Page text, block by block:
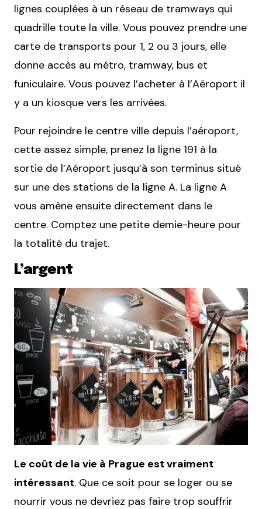
lignes couplées à un réseau de tramways qui
quadrille toute la ville. Vous pouvez prendre une
carte de transports pour 1, 2 ou 3 jours, elle
donne accès au métro, tramway, bus et
funiculaire. Vous pouvez l’acheter à l’Aéroport il
y a un kiosque vers les arrivées.
Pour rejoindre le centre ville depuis l’aéroport,
cette assez simple, prenez la ligne 191 à la
sortie de l’Aéroport jusqu’à son terminus situé
sur une des stations de la ligne A. La ligne A
vous amène ensuite directement dans le
centre. Comptez une petite demie-heure pour
la totalité du trajet.
L’argent
Le coût de la vie à Prague est vraiment
intéressant. Que ce soit pour se loger ou se
nourrir vous ne devriez pas faire trop souffrir